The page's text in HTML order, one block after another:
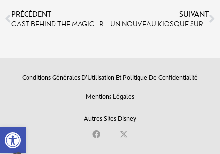
Open toolbar
PRÉCÉDENT
CAST BEHIND THE MAGIC : RENCONTRE AVEC ALEXANDRA HUGER, CHARGÉE D’ÉVÈNEMENTS SPECTACLE À DISNEYLAND PARIS
SUIVANT
UN NOUVEAU KIOSQUE SUR MAIN STREET, U.S.A.® POUR CRÉER DES SOUVENIRS INOUBLIABLES AVEC LES PERSONNAGES DISNEY
Conditions Générales D’Utilisation Et Politique De Confidentialité
Mentions Légales
Autres Sites Disney